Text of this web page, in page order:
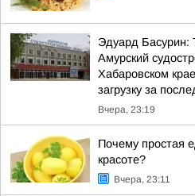
Эдуард Басурин:
Амурский
Хабаровском
загрузку за
Вчера, 23:19
Почему простая
красоте?
Вчера, 23:11